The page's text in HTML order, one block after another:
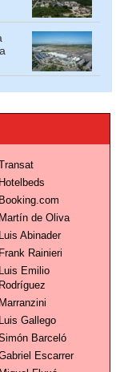
Hotelbeds
Booking.com
Martín de Oliva
Luis Abinader
Frank Rainieri
Luis Emilio
Rodríguez
Marranzini
Luis Gallego
Barceló
Escarrer